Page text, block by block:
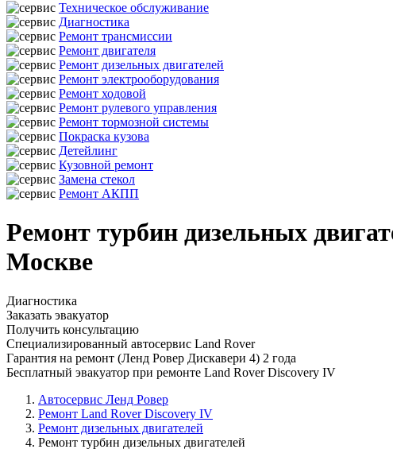
Техническое обслуживание
Диагностика
Ремонт трансмиссии
Ремонт двигателя
Ремонт дизельных двигателей
Ремонт электрооборудования
Ремонт ходовой
Ремонт рулевого управления
Ремонт тормозной системы
Покраска кузова
Детейлинг
Кузовной ремонт
Замена стекол
Ремонт АКПП
Ремонт турбин дизельных
Москве
Диагностика
Заказать эвакуатор
Получить консультацию
Специализированный автосервис Land Rover
Гарантия на ремонт (Ленд Ровер Дискавери 4) 2 года
Бесплатный эвакуатор при ремонте Land Rover Discovery IV
Автосервис Ленд Ровер
Ремонт Land Rover Discovery IV
Ремонт дизельных двигателей
Ремонт турбин дизельных двигателей